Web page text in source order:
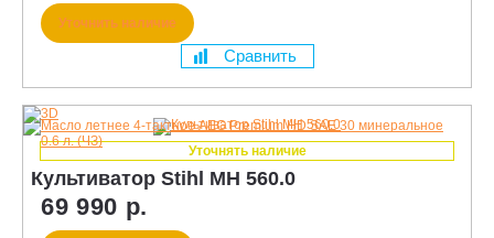
Уточнить наличие
Сравнить
Уточнять наличие
Культиватор Stihl MH 560.0
69 990 р.